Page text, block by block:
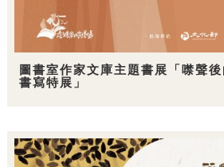
圖書室作家文庫主題書展「噤聲
書寫特展」